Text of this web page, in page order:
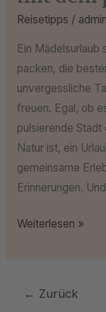
Reisetipps / admin
Ein
packen, die
unvergessliche
freuen. Egal, ob
pulsierende
Natur ist, ein
gemeinsame
Erinnerungen.
Weiterlesen »
← Zurück